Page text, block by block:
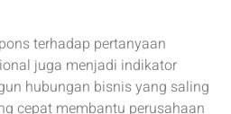
terhadap pertanyaan
juga menjadi indikator
hubungan bisnis yang saling
cepat membantu perusahaan